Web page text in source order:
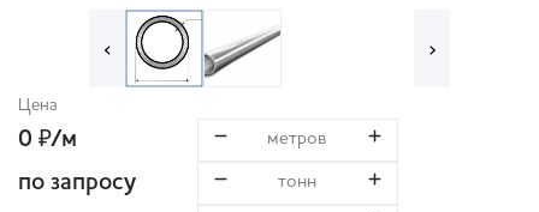
‹ ›
Цена
0 ₽/м
по запросу